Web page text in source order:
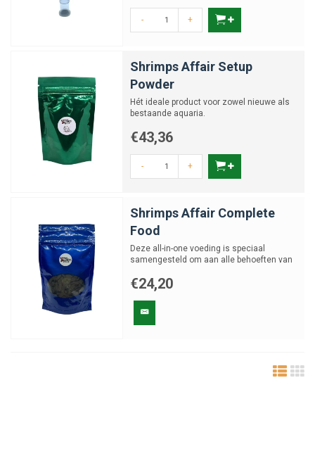
- +
Shrimps Affair Setup
Powder
Hét ideale product voor zowel nieuwe als
bestaande aquaria.
€43,36
- +
Shrimps Affair Complete
Food
Deze all-in-one voeding is speciaal
samengesteld om aan alle behoeften van
€24,20